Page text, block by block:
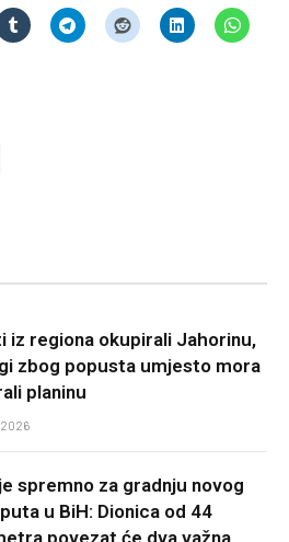
iz regiona okupirali Jahorinu,
zbog popusta umjesto mora
planinu
spremno za gradnju novog
u BiH: Dionica od 44
povezat će dva važna